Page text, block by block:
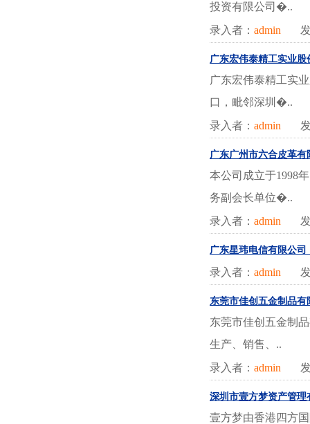
投资有限公司�..
录入者： admin 发
广东宏伟泰精工实业
广东宏伟泰精工实
口，毗邻深圳�..
录入者： admin 发
广东广州市六合皮革
本公司成立于1998
务副会长单位�..
录入者： admin 发
广东星玮电信有限公司
录入者： admin 发
东莞市佳创五金制品
东莞市佳创五金制
生产、销售、..
录入者： admin 发
深圳市壹方梦资产管
壹方梦由香港四方